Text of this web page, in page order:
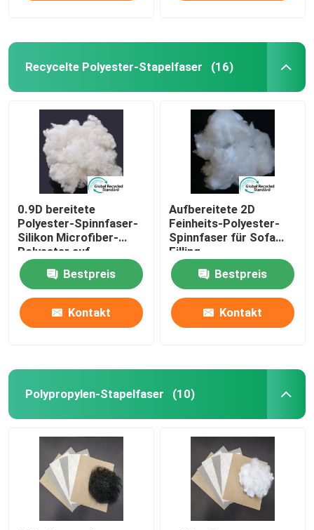
Recycelte Polyester-Stapelfaser (16)
0.9D bereitete
Polyester-Spinnfaser-
Silikon Microfiber-
Polyester auf
Bestpreis
Kontakt
Aufbereitete 2D
Feinheits-Polyester-
Spinnfaser für Sofa
Filling
Bestpreis
Kontakt
Polypropylen-Stapelfaser (10)